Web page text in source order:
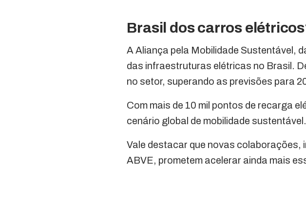
Brasil dos carros
A Aliança pela Mobilidade Sustentável,
das infraestruturas elétricas no Brasil.
no setor, superando as previsões para
Com mais de 10 mil pontos de recarga
cenário global de mobilidade sustentável.
Vale destacar que novas colaborações,
ABVE, prometem acelerar ainda mais